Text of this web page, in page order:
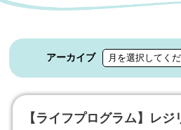
アーカイブ
【ライフプログラム】レジ